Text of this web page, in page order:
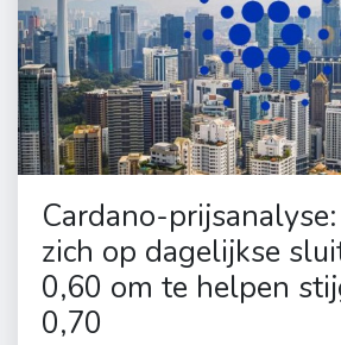
Cardano-
zich op dagelijkse
0,60 om te helpen
0,70